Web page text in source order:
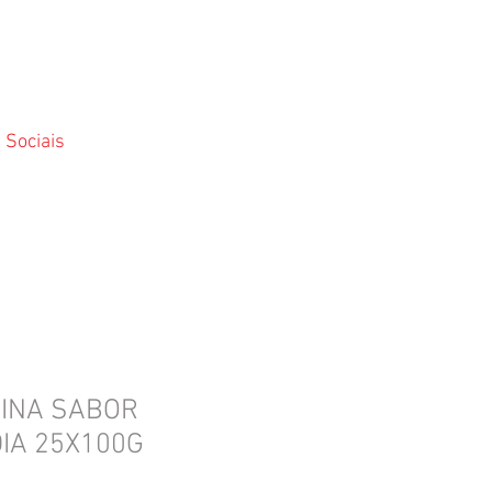
Sociais
SABOR
25X100G